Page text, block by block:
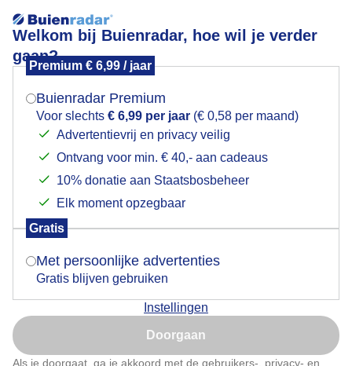
Welkom bij Buienradar, hoe wil je verder
gaan?
Premium € 6,99 / jaar
Buienradar Premium
Voor slechts € 6,99 per jaar (€ 0,58 per maand)
Advertentievrij en privacy veilig
Ontvang voor min. € 40,- aan cadeaus
10% donatie aan Staatsbosbeheer
Elk moment opzegbaar
Gratis
Met persoonlijke advertenties
Gratis blijven gebruiken
Instellingen
Doorgaan
Als je doorgaat, ga je akkoord met de gebruikers- privacy- en
Zonnig en heerlijk terrasweer
Door: ria brasser Gemaakt: 11-07-2025, 49x bekeken
Mogen we je locatie gebruiken voor het
Indien je hier nog geen akkoord op hebt gegeven,
verschijnt er zo een pop-up uit je browser waarin
Is goed, toon de popup
Nu niet, misschien later